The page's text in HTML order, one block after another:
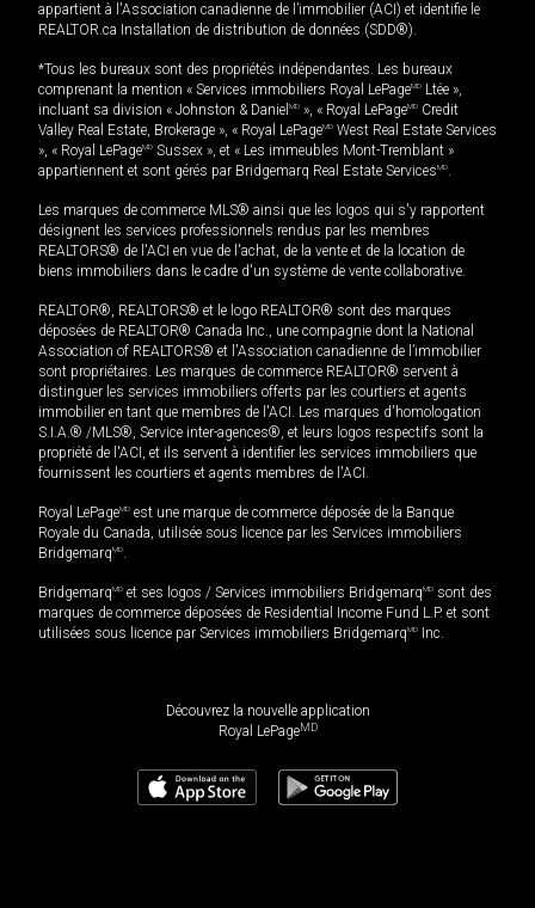
appartient à l'Association canadienne de l’immobilier (ACI) et identifie le
REALTOR.ca Installation de distribution de données (SDD®).
*Tous les bureaux sont des propriétés indépendantes. Les bureaux
comprenant la mention « Services immobiliers Royal LePageMD Ltée »,
incluant sa division « Johnston & Daniel MD », « Royal LePageMD Credit
Valley Real Estate, Brokerage », « Royal LePageMD West Real Estate Services
», « Royal LePageMD Sussex », et « Les immeubles Mont-Tremblant »
appartiennent et sont gérés par Bridgemarq Real Estate ServicesMD.
Les marques de commerce MLS® ainsi que les logos qui s'y rapportent
désignent les services professionnels rendus par les membres
REALTORS® de l'ACI en vue de l'achat, de la vente et de la location de
biens immobiliers dans le cadre d'un système de vente collaborative.
REALTOR®, REALTORS® et le logo REALTOR® sont des marques
déposées de REALTOR® Canada Inc., une compagnie dont la National
Association of REALTORS® et l'Association canadienne de l’immobilier
sont propriétaires. Les marques de commerce REALTOR® servent à
distinguer les services immobiliers offerts par les courtiers et agents
immobilier en tant que membres de l'ACI. Les marques d'homologation
S.I.A.® /MLS®, Service inter-agences®, et leurs logos respectifs sont la
propriété de l'ACI, et ils servent à identifier les services immobiliers que
fournissent les courtiers et agents membres de l'ACI.
Royal LePageMD est une marque de commerce déposée de la Banque
Royale du Canada, utilisée sous licence par les Services immobiliers
BridgemarqMD.
BridgemarqMD et ses logos / Services immobiliers BridgemarqMD sont des
marques de commerce déposées de Residential Income Fund L.P. et sont
utilisées sous licence par Services immobiliers BridgemarqMD Inc.
Découvrez la nouvelle application
Royal LePageMD